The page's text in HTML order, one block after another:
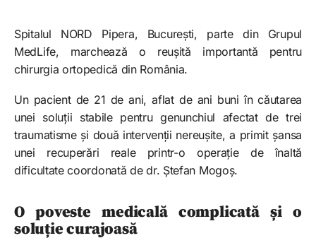
Spitalul NORD Pipera, București, parte din Grupul
MedLife, marchează o reușită importantă pentru
chirurgia ortopedică din România.
Un pacient de 21 de ani, aflat de ani buni în căutarea
unei soluții stabile pentru genunchiul afectat de trei
traumatisme și două intervenții nereușite, a primit șansa
unei recuperări reale printr-o operație de înaltă
dificultate coordonată de dr. Ștefan Mogoș.
O poveste medicală complicată și o
soluție curajoasă